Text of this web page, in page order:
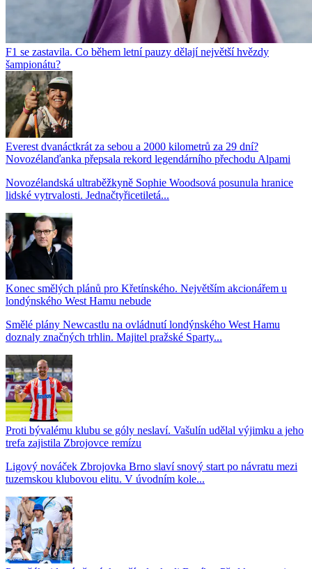
F1 se zastavila. Co během letní pauzy dělají největší hvězdy
šampionátu?
Everest dvanáctkrát za sebou a 2000 kilometrů za 29 dní?
Novozélanďanka přepsala rekord legendárního přechodu Alpami
Novozélandská ultraběžkyně Sophie Woodsová posunula hranice
lidské vytrvalosti. Jednačtyřicetiletá...
Konec smělých plánů pro Křetínského. Největším akcionářem u
londýnského West Hamu nebude
Smělé plány Newcastlu na ovládnutí londýnského West Hamu
doznaly značných trhlin. Majitel pražské Sparty...
Proti bývalému klubu se góly neslaví. Vašulín udělal výjimku a jeho
trefa zajistila Zbrojovce remízu
Ligový nováček Zbrojovka Brno slaví snový start po návratu mezi
tuzemskou klubovou elitu. V úvodním kole...